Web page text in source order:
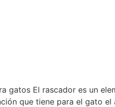
gatos El rascador es un
que tiene para el gato el